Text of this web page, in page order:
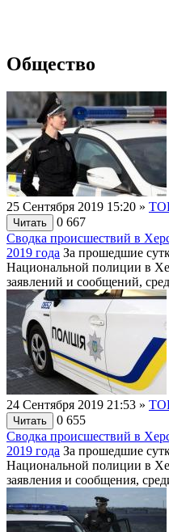
Общество
25 Сентября 2019 15:20 »
Читать 0 667
Сводка происшествий в
2019 года За прошедшие
Национальной полиции в
заявлений и сообщений,
24 Сентября 2019 21:53 »
Читать 0 655
Сводка происшествий в
2019 года За прошедшие
Национальной полиции в
заявления и сообщения,